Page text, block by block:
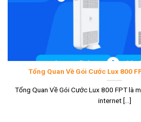
Tổng Quan Về Gói Cước Lux 800
Tổng Quan Về Gói Cước Lux 800 FPT là
internet [...]